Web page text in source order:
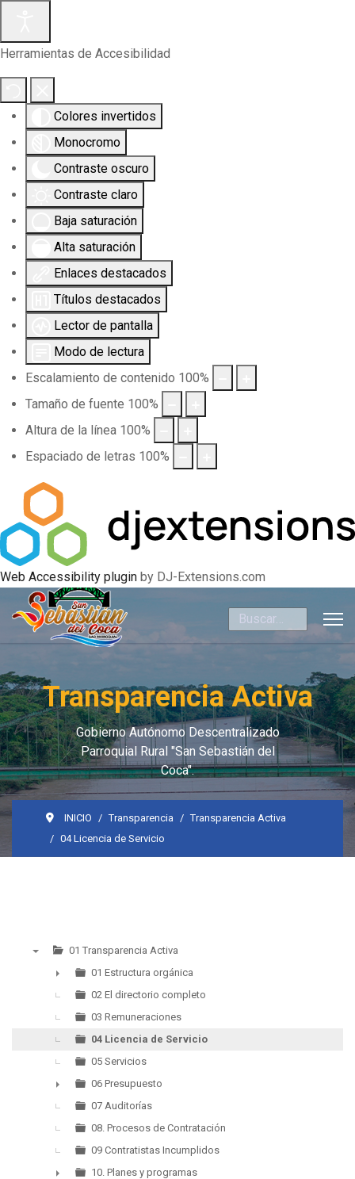
Herramientas de Accesibilidad
Colores invertidos
Monocromo
Contraste oscuro
Contraste claro
Baja saturación
Alta saturación
Enlaces destacados
Títulos destacados
Lector de pantalla
Modo de lectura
Escalamiento de contenido 100%
Tamaño de fuente 100%
Altura de la línea 100%
Espaciado de letras 100%
Web Accessibility plugin by DJ-Extensions.com
Buscar
Transparencia Activa
Gobierno Autónomo Descentralizado
Parroquial Rural "San Sebastián del
Coca".
INICIO Transparencia
Transparencia Activa
04 Licencia de Servicio
01 Transparencia Activa
►
01 Estructura orgánica
02 El directorio completo
03 Remuneraciones
04 Licencia de Servicio
05 Servicios
►
06 Presupuesto
07 Auditorías
08. Procesos de Contratación
09 Contratistas Incumplidos
10. Planes y programas